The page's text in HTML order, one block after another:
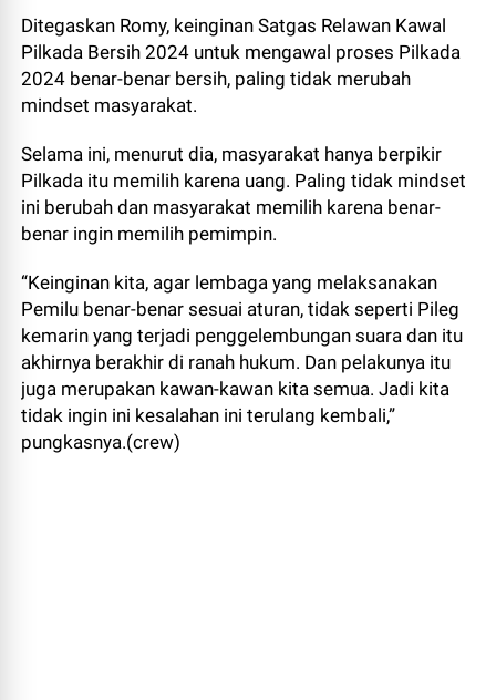
Ditegaskan Romy, keinginan Satgas Relawan Kawal
Pilkada Bersih 2024 untuk mengawal proses Pilkada
2024 benar-benar bersih, paling tidak merubah
mindset masyarakat.
Selama ini, menurut dia, masyarakat hanya berpikir
Pilkada itu memilih karena uang. Paling tidak mindset
ini berubah dan masyarakat memilih karena benar-
benar ingin memilih pemimpin.
“Keinginan kita, agar lembaga yang melaksanakan
Pemilu benar-benar sesuai aturan, tidak seperti Pileg
kemarin yang terjadi penggelembungan suara dan itu
akhirnya berakhir di ranah hukum. Dan pelakunya itu
juga merupakan kawan-kawan kita semua. Jadi kita
tidak ingin ini kesalahan ini terulang kembali,”
pungkasnya.(crew)